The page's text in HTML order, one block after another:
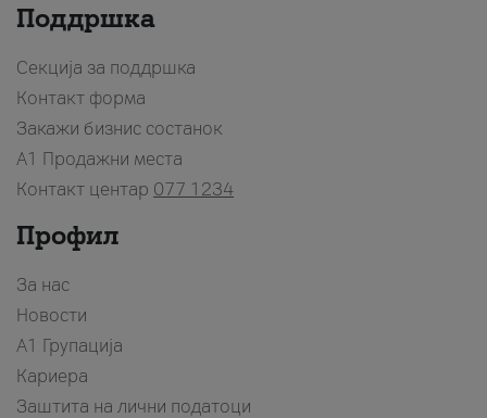
Поддршка
Секција за поддршка
Контакт форма
Закажи бизнис состанок
A1 Продажни места
Контакт центар 077 1234
Профил
За нас
Новости
А1 Групација
Кариера
Заштита на лични податоци